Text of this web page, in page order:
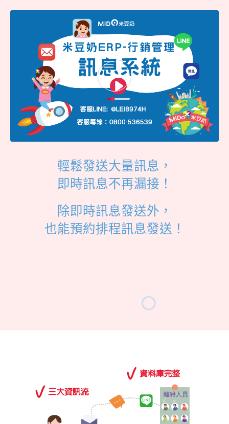
輕鬆發送大量訊息，
即時訊息不再漏接！
除即時訊息發送外，
也能預約排程訊息發送！